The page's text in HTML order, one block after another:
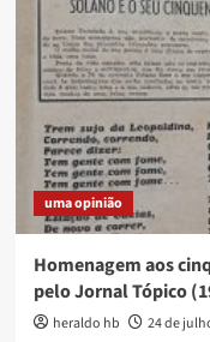
uma opinião
Homenagem aos
pelo Jornal Tópico
heraldo hb 24 de